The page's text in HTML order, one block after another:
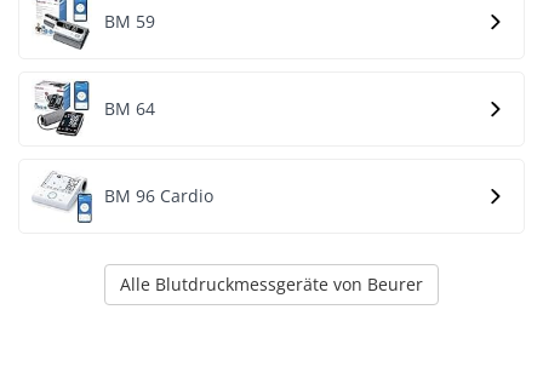
BM 59
BM 64
BM 96 Cardio
Alle Blutdruckmessgeräte von Beurer